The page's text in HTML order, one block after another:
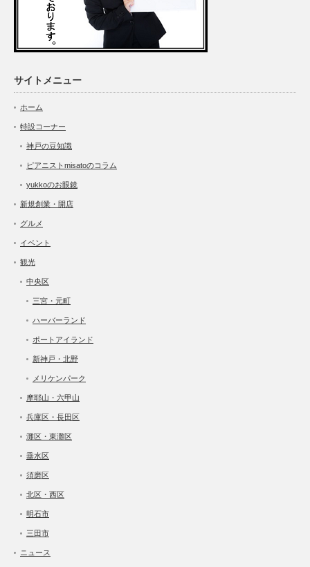
サイトメニュー
ホーム
特設コーナー
神戸の豆知識
ピアニストmisatoのコラム
yukkoのお眼鏡
新規創業・開店
グルメ
イベント
観光
中央区
三宮・元町
ハーバーランド
ポートアイランド
新神戸・北野
メリケンパーク
摩耶山・六甲山
兵庫区・長田区
灘区・東灘区
垂水区
須磨区
北区・西区
明石市
三田市
ニュース